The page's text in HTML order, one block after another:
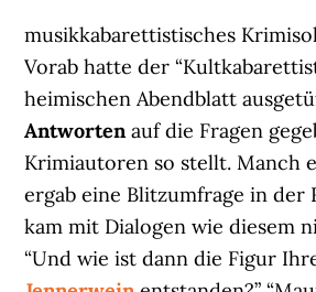
musikkabarettistisches
Vorab hatte der
heimischen Abendblatt
Antwortenauf die Fragen
Krimiautoren so stellt. Manch
ergab eine Blitzumfrage in der
kam mit Dialogen wie diesem
“Und wie ist dann die Figur